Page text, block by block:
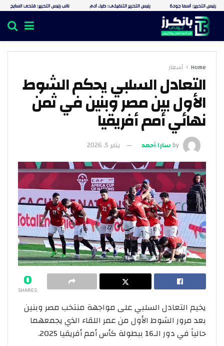
Home أسعار
التعادل السلبي يحكم الشوط
الأول بين مصر وبنين في ثمن
نهائي أمم أفريقيا
byسارا أحمد يناير 5, 2026
0
SHARES
يخيم التعادل السلبي على مواجهة منتخب مصر وبنين
بعد مرور الشوط الأول من عمر اللقاء الذي يجمعهما
حالياً في دور الـ16 ببطولة كأس أمم أفريقيا 2025.